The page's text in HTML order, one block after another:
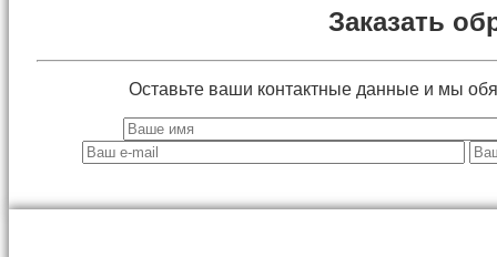
Заказать
Оставьте ваши контактные данные и мы